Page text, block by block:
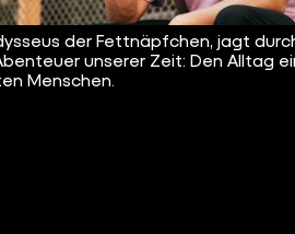
der Fettnäpfchen, jagt
unserer Zeit: Den Alltag
Menschen.